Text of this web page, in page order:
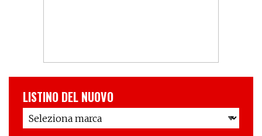
LISTINO DEL NUOVO